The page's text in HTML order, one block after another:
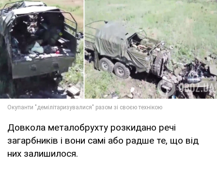
Довкола металобрухту розкидано речі
загарбників і вони самі або радше те, що від
них залишилося.